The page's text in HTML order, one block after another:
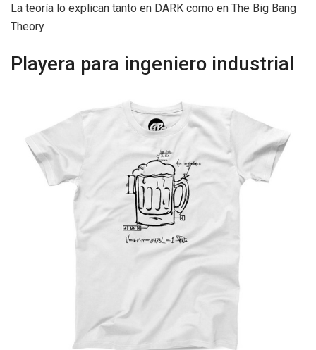
La teoría lo explican tanto en DARK como en The Big Bang
Theory
Playera para ingeniero industrial